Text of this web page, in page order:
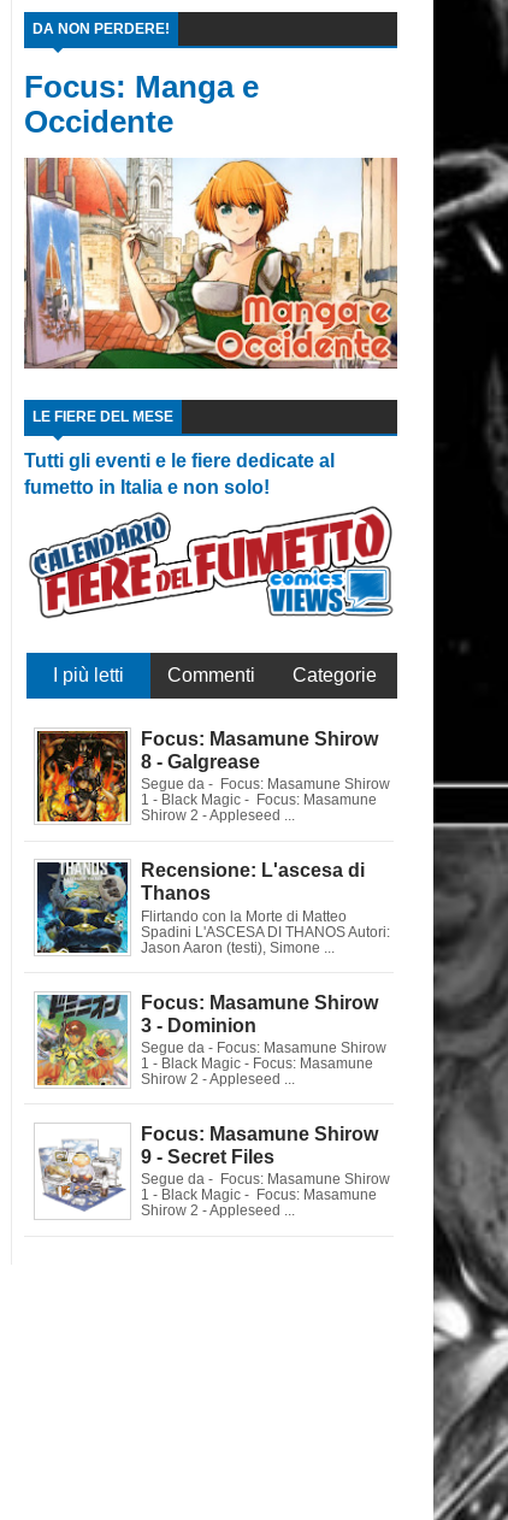
DA NON PERDERE!
Focus: Manga e
Occidente
LE FIERE DEL MESE
Tutti gli eventi e le fiere dedicate al
fumetto in Italia e non solo!
I più letti Commenti Categorie
Focus: Masamune Shirow
8 - Galgrease
Segue da - Focus: Masamune Shirow
1 - Black Magic - Focus: Masamune
Shirow 2 - Appleseed ...
Recensione: L'ascesa di
Thanos
Flirtando con la Morte di Matteo
Spadini L'ASCESA DI THANOS Autori:
Jason Aaron (testi), Simone ...
Focus: Masamune Shirow
3 - Dominion
Segue da - Focus: Masamune Shirow
1 - Black Magic - Focus: Masamune
Shirow 2 - Appleseed ...
Focus: Masamune Shirow
9 - Secret Files
Segue da - Focus: Masamune Shirow
1 - Black Magic - Focus: Masamune
Shirow 2 - Appleseed ...